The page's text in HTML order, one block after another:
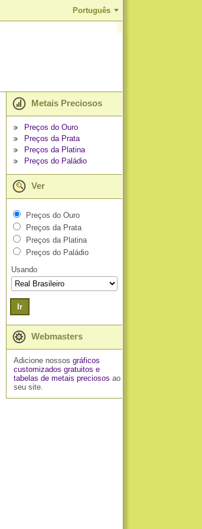
Português
Metais Preciosos
Preços do Ouro
Preços da Prata
Preços da Platina
Preços do Paládio
Ver
Preços do Ouro
Preços da Prata
Preços da Platina
Preços do Paládio
Usando
Ir
Webmasters
Adicione nossos gráficos
customizados gratuitos e
tabelas de metais preciosos ao
seu site.